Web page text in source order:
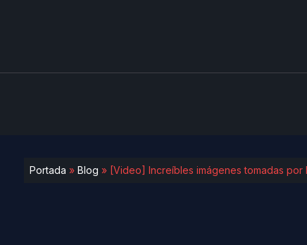
Portada » Blog » [Video] Increíbles imágenes tomadas